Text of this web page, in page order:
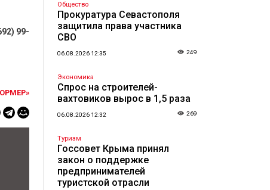
99-
Общество
Прокуратура Севастополя
защитила права участника
СВО
06.08.2026 12:35 249
Экономика
Спрос на строителей-
вахтовиков вырос в 1,5 раза
06.08.2026 12:32 269
Туризм
Госсовет Крыма принял
закон о поддержке
предпринимателей
туристской отрасли